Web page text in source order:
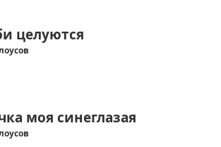
целуются
моя синеглазая